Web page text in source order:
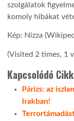
szolgálatok
komoly hibákat
Kép: Nizza
(Visited 2 times, 1
Kapcsolódó
Párizs: az
Irakban!